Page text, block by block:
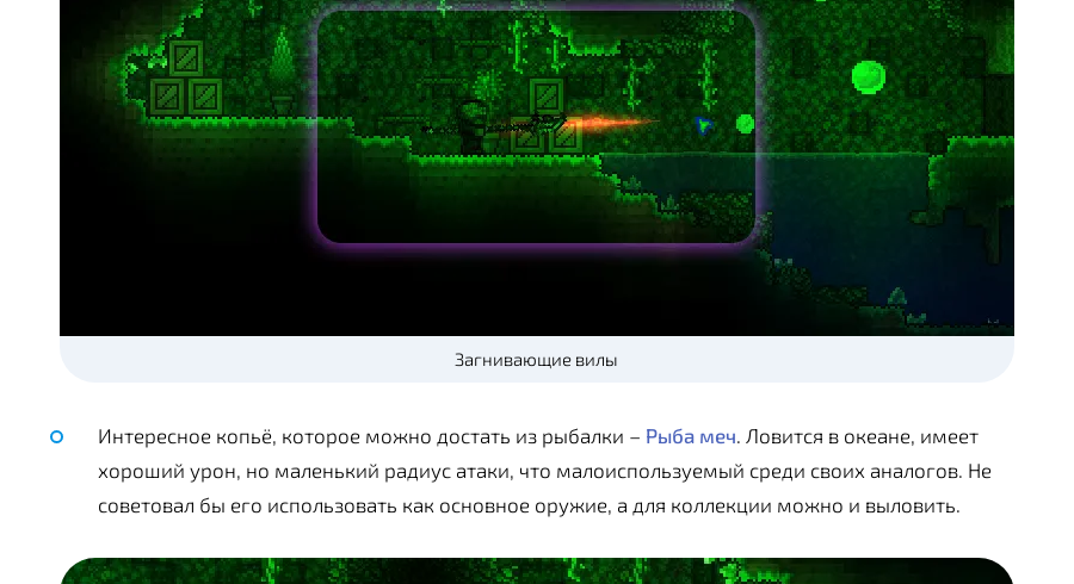
Загнивающие вилы
Интересное копьё, которое можно достать из рыбалки – Рыба меч. Ловится в океане, имеет
хороший урон, но маленький радиус атаки, что малоиспользуемый среди своих аналогов. Не
советовал бы его использовать как основное оружие, а для коллекции можно и выловить.